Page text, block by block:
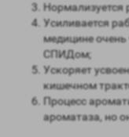
Нормализуется
Усиливается
медицине
СПИДом;
Ускоряет
кишечном
Процесс
ароматаза, но